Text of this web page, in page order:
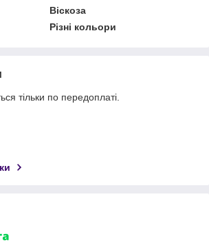
Віскоза
Різні кольори
тільки по передоплаті.